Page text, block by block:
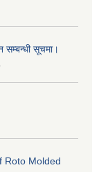
सम्बन्धी सूचमा।
Roto Molded